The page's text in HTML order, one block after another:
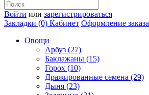
Войти или зарегистрироваться
Закладки (0) Кабинет Оформление заказа
Овощи
Арбуз (27)
Баклажаны (15)
Горох (10)
Дражированные семена (29)
Дыня (23)